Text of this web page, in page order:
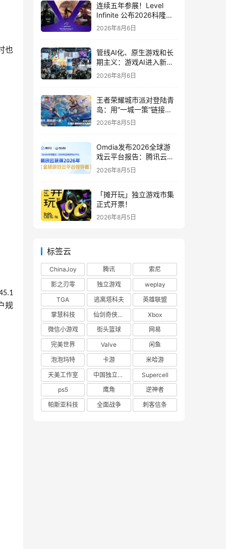
也
规
连续五年参展！Level
Infinite 公布2026科隆游
戏展产品阵容
2026年8月6日
管线AI化、原生游戏和长
期主义：游戏AI进入新共
识时代
2026年8月6日
王者荣耀城市派对登陆青
岛：用“一城一策”链接海
洋场景，以双向奔赴带动
2026年8月5日
Omdia发布2026全球游
戏云平台报告：腾讯云连
续两年入选“领导者”象限
2026年8月5日
「摊开玩」独立游戏市集
正式开票！
2026年8月5日
标签云
ChinaJoy 腾讯
索尼
影之刃零
独立游戏
weplay
TGA
逃离塔科夫
英雄联盟
掌慧科技
仙剑奇侠传四
Xbox
微信小游戏
街头篮球
网易
完美世界
Valve
闲鱼
泡泡玛特
卡游
米哈游
天美工作室
中国独立游戏联盟
Supercell
ps5
鹰角
逆神者
帕斯亚科技
全面战争 刺客信条